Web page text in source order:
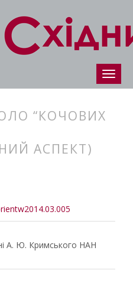
“КОЧОВИХ
АСПЕКТ)
А. Ю. Кримського НАН